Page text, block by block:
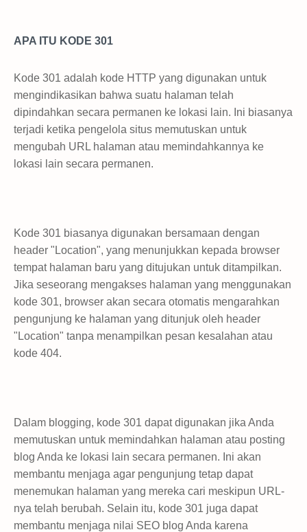
APA ITU KODE 301
Kode 301 adalah kode HTTP yang digunakan untuk
mengindikasikan bahwa suatu halaman telah
dipindahkan secara permanen ke lokasi lain. Ini biasanya
terjadi ketika pengelola situs memutuskan untuk
mengubah URL halaman atau memindahkannya ke
lokasi lain secara permanen.
Kode 301 biasanya digunakan bersamaan dengan
header "Location", yang menunjukkan kepada browser
tempat halaman baru yang ditujukan untuk ditampilkan.
Jika seseorang mengakses halaman yang menggunakan
kode 301, browser akan secara otomatis mengarahkan
pengunjung ke halaman yang ditunjuk oleh header
"Location" tanpa menampilkan pesan kesalahan atau
kode 404.
Dalam blogging, kode 301 dapat digunakan jika Anda
memutuskan untuk memindahkan halaman atau posting
blog Anda ke lokasi lain secara permanen. Ini akan
membantu menjaga agar pengunjung tetap dapat
menemukan halaman yang mereka cari meskipun URL-
nya telah berubah. Selain itu, kode 301 juga dapat
membantu menjaga nilai SEO blog Anda karena